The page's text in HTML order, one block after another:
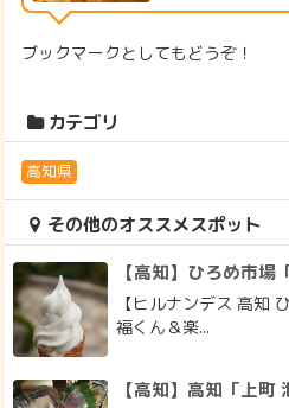
ブックマークとしてもどうぞ！
カテゴリ
高知県
その他のオススメスポット
【高知】ひろめ市場
【ヒルナンデス 高知
福くん＆楽...
【高知】高知「上町